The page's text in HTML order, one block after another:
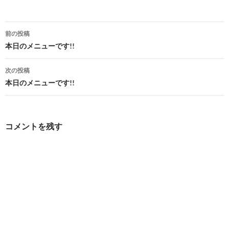
投
稿
ナ
ビ
前の投稿
本日のメニューです!!
次の投稿
本日のメニューです!!
コメントを残す